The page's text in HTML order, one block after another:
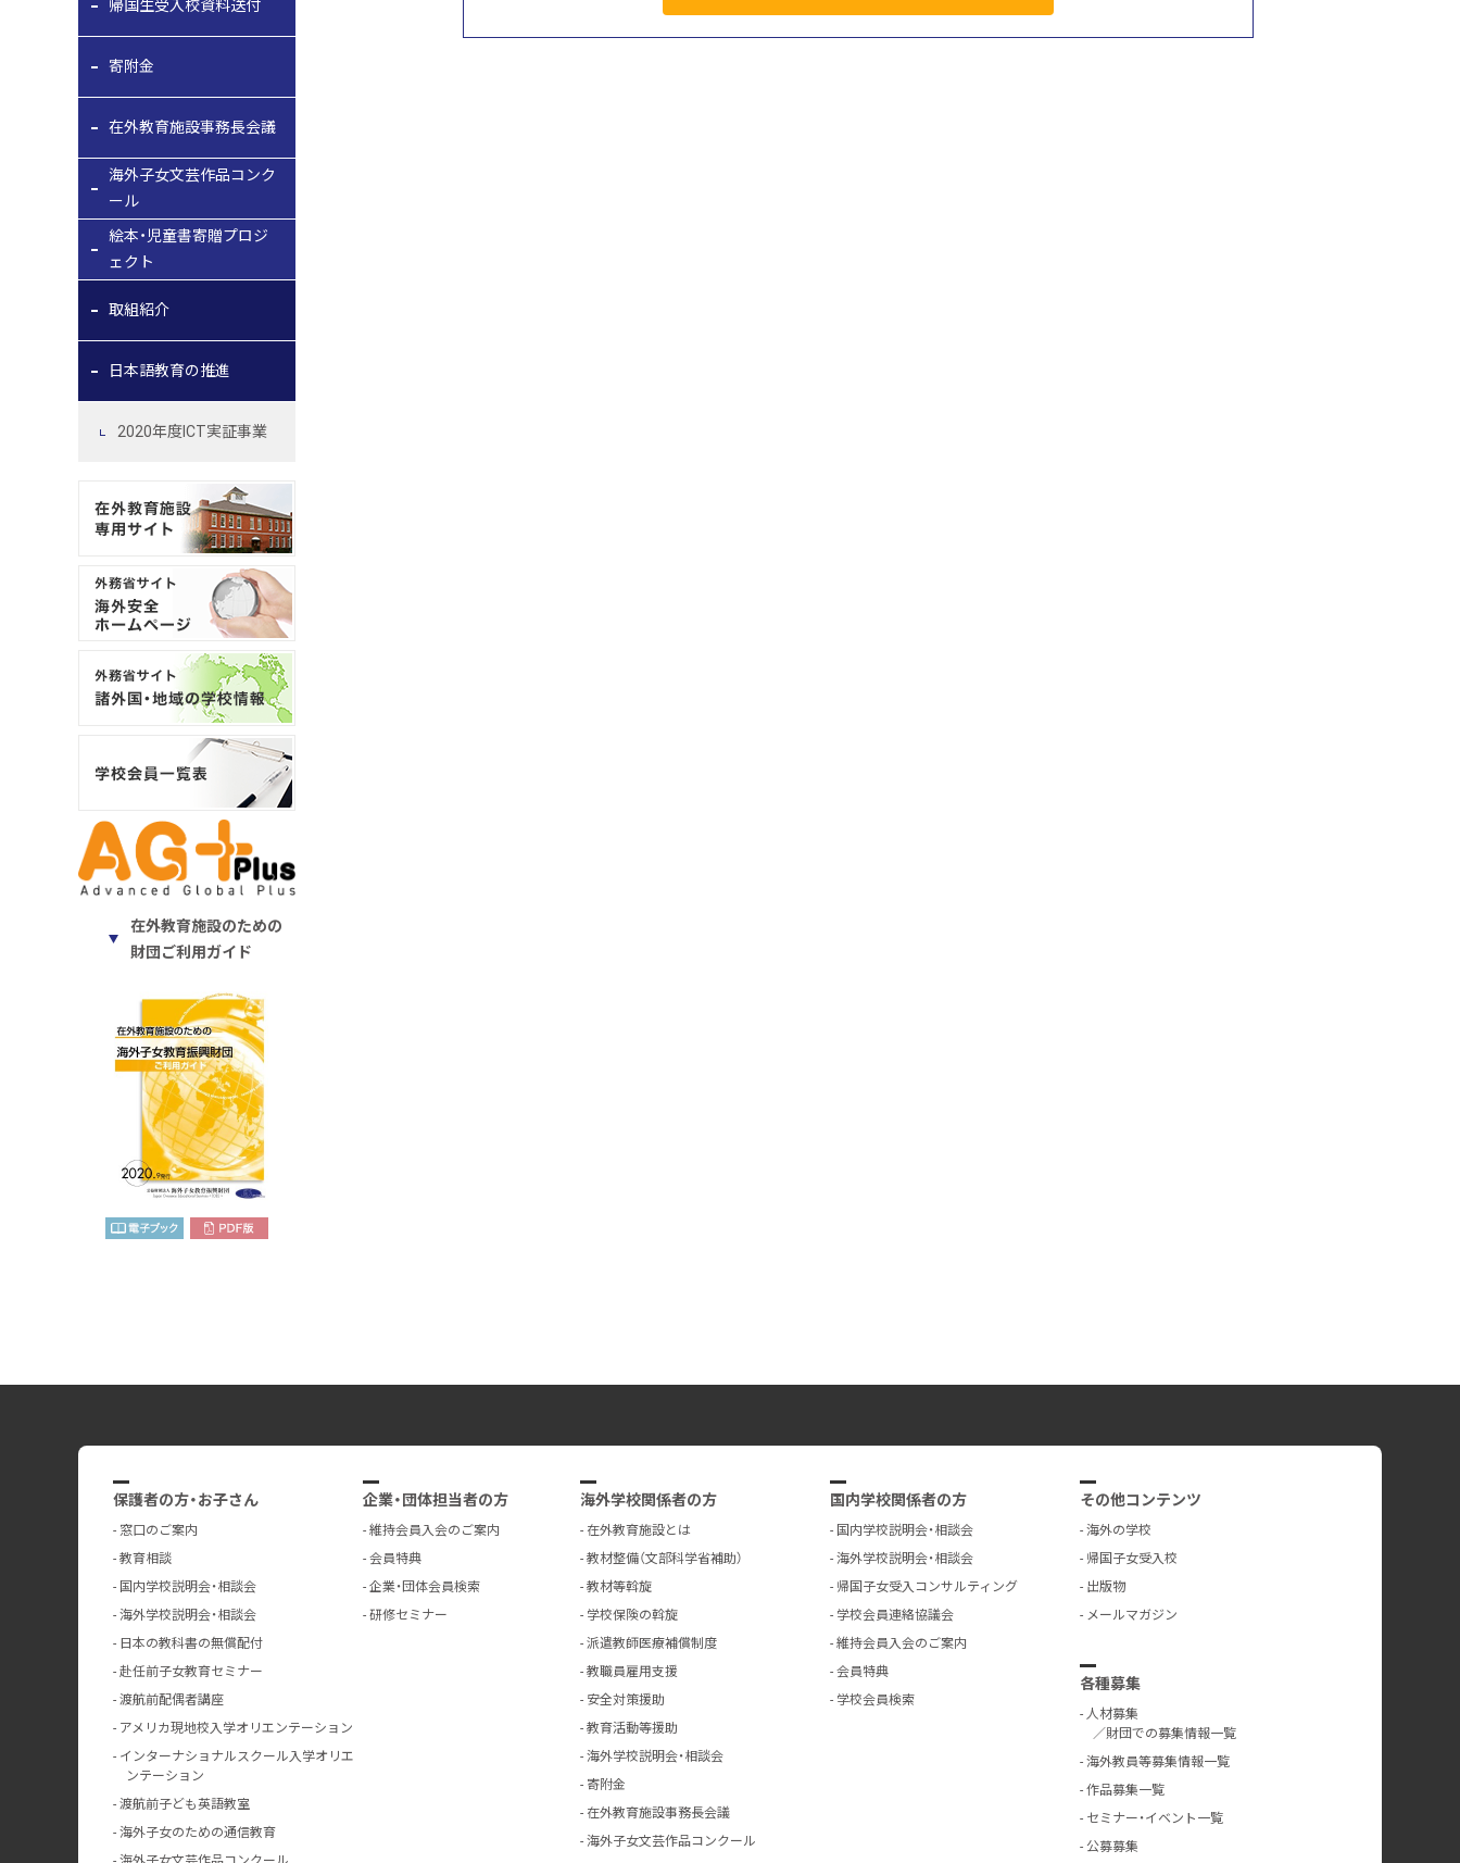
帰国生受入校資料送付
寄附金
在外教育施設事務長会議
海外子女文芸作品コンク
ール
絵本・児童書寄贈プロジ
ェクト
取組紹介
日本語教育の推進
2020年度ICT実証事業
在外教育施設のための
財団ご利用ガイド
保護者の方・お子さん
窓口のご案内
教育相談
国内学校説明会・相談会
海外学校説明会・相談会
日本の教科書の無償配付
赴任前子女教育セミナー
渡航前配偶者講座
アメリカ現地校入学オリエンテーション
インターナショナルスクール入学オリエ
ンテーション
渡航前子ども英語教室
海外子女のための通信教育
企業・団体担当者の方
維持会員入会のご案内
会員特典
企業・団体会員検索
研修セミナー
海外学校関係者の方
在外教育施設とは
教材整備（文部科学省補助）
教材等斡旋
学校保険の斡旋
派遣教師医療補償制度
教職員雇用支援
安全対策援助
教育活動等援助
海外学校説明会・相談会
寄附金
在外教育施設事務長会議
海外子女文芸作品コンクール
国内学校関係者の方
国内学校説明会・相談会
海外学校説明会・相談会
帰国子女受入コンサルティング
学校会員連絡協議会
維持会員入会のご案内
会員特典
学校会員検索
その他コンテンツ
海外の学校
帰国子女受入校
出版物
メールマガジン
各種募集
人材募集
／財団での募集情報一覧
海外教員等募集情報一覧
作品募集一覧
セミナー・イベント一覧
公募募集